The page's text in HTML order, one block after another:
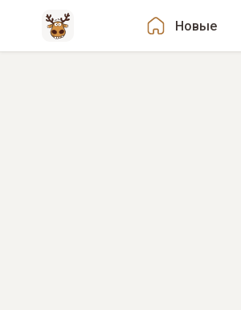
Новые